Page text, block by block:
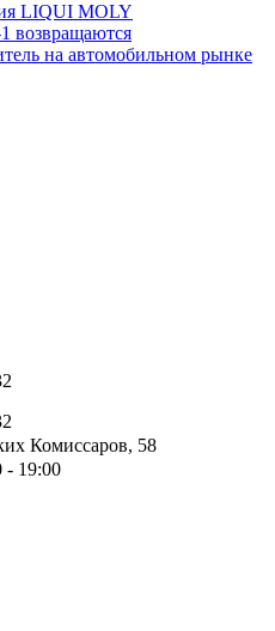
LIQUI MOLY
возвращаются
на автомобильном рынке
Комиссаров, 58
- 19:00